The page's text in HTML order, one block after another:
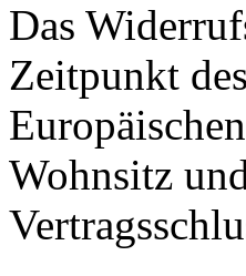
Das
Zeitpunkt
Wohnsitz